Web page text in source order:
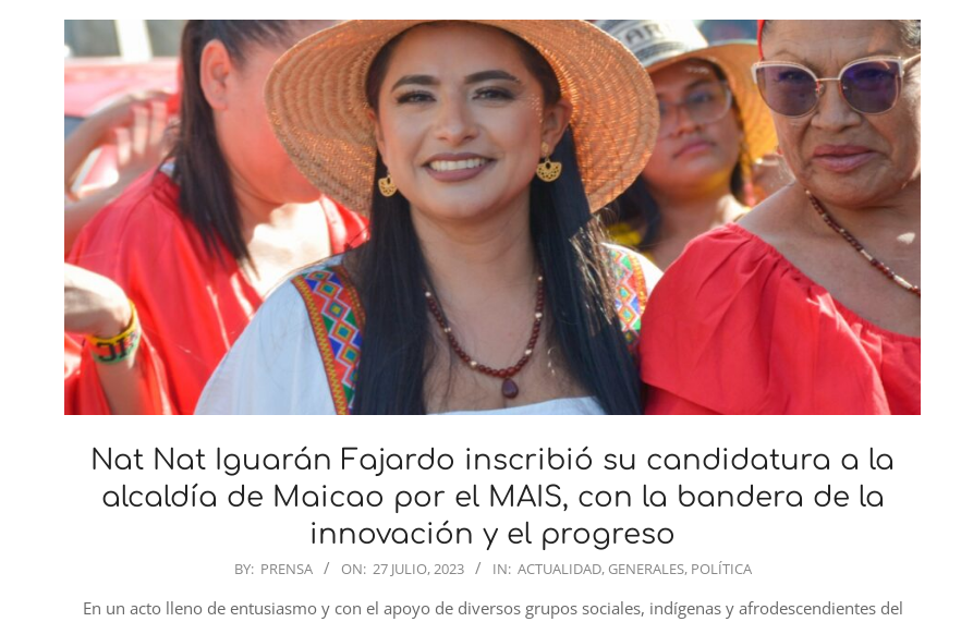
Nat Nat Iguarán Fajardo inscribió su candidatura a la
alcaldía de Maicao por el MAIS, con la bandera de la
innovación y el progreso
BY: PRENSA ON: 27 JULIO, 2023 IN: ACTUALIDAD, GENERALES, POLÍTICA
En un acto lleno de entusiasmo y con el apoyo de diversos grupos sociales, indígenas y afrodescendientes del